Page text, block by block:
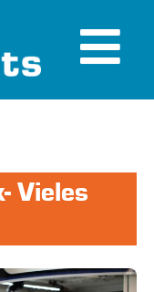
Vieles